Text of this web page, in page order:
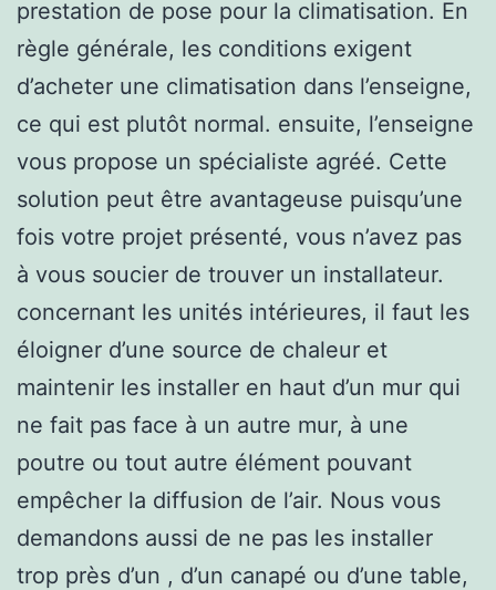
prestation de pose pour la climatisation. En
règle générale, les conditions exigent
d’acheter une climatisation dans l’enseigne,
ce qui est plutôt normal. ensuite, l’enseigne
vous propose un spécialiste agréé. Cette
solution peut être avantageuse puisqu’une
fois votre projet présenté, vous n’avez pas
à vous soucier de trouver un installateur.
concernant les unités intérieures, il faut les
éloigner d’une source de chaleur et
maintenir les installer en haut d’un mur qui
ne fait pas face à un autre mur, à une
poutre ou tout autre élément pouvant
empêcher la diffusion de l’air. Nous vous
demandons aussi de ne pas les installer
trop près d’un , d’un canapé ou d’une table,